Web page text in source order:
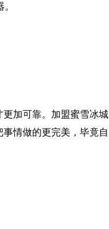
加可靠。加盟蜜雪冰城
情做的更完美，毕竟自